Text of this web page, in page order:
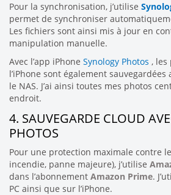
Pour la synchronisation, j’utilise
permet de synchroniser
Les fichiers sont ainsi mis à jour en
manipulation manuelle.
Avec l’app iPhone Synology Photos , les
l’iPhone sont également
le NAS. J’ai ainsi toutes mes photos
endroit.
4. SAUVEGARDE CLOUD
PHOTOS
Pour une protection maximale contre
incendie, panne majeure), j’utilise
dans l’abonnement Amazon Prime.
PC ainsi que sur l’iPhone.